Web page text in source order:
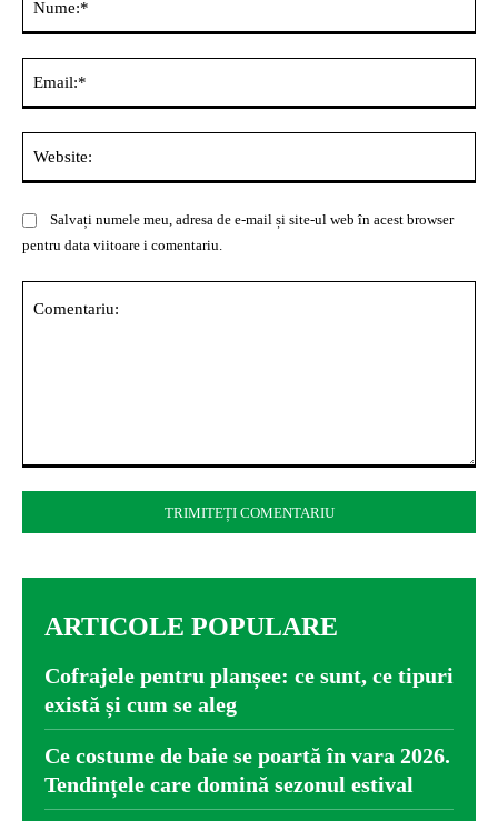
Salvați numele meu, adresa de e-mail și site-ul web în acest browser
pentru data viitoare i comentariu.
ARTICOLE POPULARE
Cofrajele pentru planșee: ce sunt, ce tipuri
există și cum se aleg
Ce costume de baie se poartă în vara 2026.
Tendințele care domină sezonul estival